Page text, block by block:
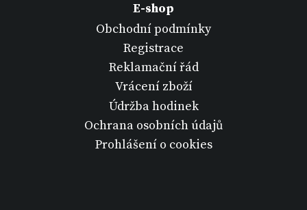
E-shop
Obchodní podmínky
Registrace
Reklamační řád
Vrácení zboží
Údržba hodinek
Ochrana osobních údajů
Prohlášení o cookies